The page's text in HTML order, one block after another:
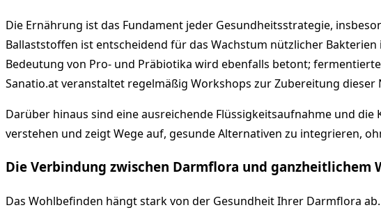
Die Ernährung ist das Fundament jeder Gesundheitsstrategie,
Ballaststoffen ist entscheidend für das Wachstum nützlicher
Bedeutung von Pro- und Präbiotika wird ebenfalls betont;
Sanatio.at veranstaltet regelmäßig Workshops zur Zubereitung dieser
Darüber hinaus sind eine ausreichende Flüssigkeitsaufnahme und
verstehen und zeigt Wege auf, gesunde Alternativen zu integrieren,
Die Verbindung zwischen Darmflora und ganzheitlichem
Das Wohlbefinden hängt stark von der Gesundheit Ihrer Darmflora